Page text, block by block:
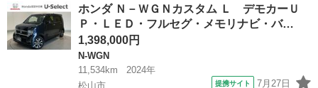
イル＋ビター デモカーＵＰ・ＬＥＤ・フルセグ・メモリナビ・バッ
クカメラ...
ホンダ Ｎ－ＷＧＮカスタム Ｌ デモカーＵ
Ｐ・ＬＥＤ・フルセグ・メモリナビ・バ…
1,398,000円
N-WGN
11,534km
2024年
松山市
提携サイト 7月27日